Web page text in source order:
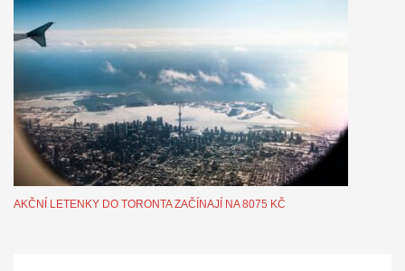
AKČNÍ LETENKY DO TORONTA ZAČÍNAJÍ NA 8075 KČ